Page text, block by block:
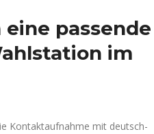
passende
im
Kontaktaufnahme mit deutsch-